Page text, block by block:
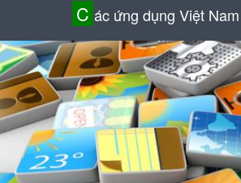
C ác ứng dụng Việt Nam